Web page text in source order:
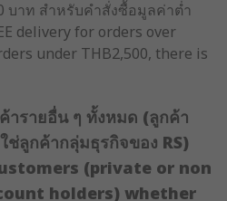
บาท สำหรับคำสั่งซื้อมูลค่าต่ำ
delivery for orders over
under THB2,500, there is
ารายอื่น ๆ ทั้งหมด (ลูกค้า
ช่ลูกค้ากลุ่มธุรกิจของ RS)
(private or non
holders) whether